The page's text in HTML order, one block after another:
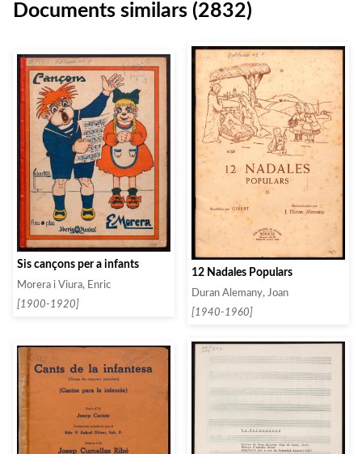
Documents similars (2832)
Sis cançons per a infants
Morera i Viura, Enric
[1900-1920]
12 Nadales Populars
Duran Alemany, Joan
[1940-1960]